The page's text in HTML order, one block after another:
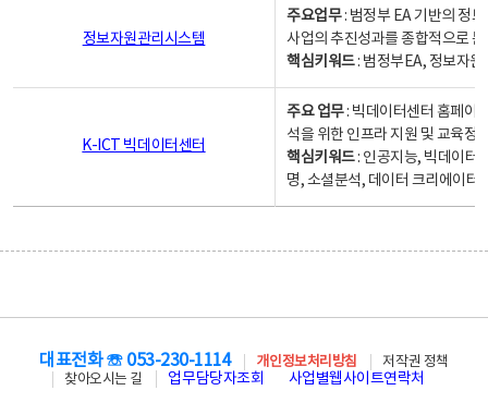
정보자원관리시스템
주요업무: 범정부 EA 기반의 정
사업의 추진성과를 종합적으로
핵심키워드: 범정부EA, 정보자
K-ICT 빅데이터센터
주요 업무: 빅데이터센터 홈페이
석을 위한 인프라 지원 및 교육정
핵심키워드: 인공지능, 빅데이터,
명, 소셜분석, 데이터 크리에이터
대표전화 ☏ 053-230-1114 개인정보처리방침
저작권 정책
찾아오시는 길
업무담당자조회 사업별웹사이트연락처